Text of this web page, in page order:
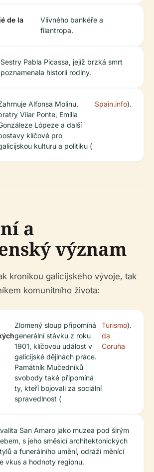
de la
Vlivného bankéře a
filantropa.
Sestry Pabla Picassa, jejíž brzká smrt
poznamenala historii rodiny.
Alfonsa Molinu,
Vilar Ponte, Emilia
Lópeze a další
klíčové pro
kulturu a politiku (
Spain.info).
a
význam
kronikou galicijského vývoje, tak
komunitního života:
Zlomený sloup připomíná
generální stávku z roku
1901, klíčovou událost v
galicijské dějinách práce.
Památník Mučedníků
svobody také připomíná
ty, kteří bojovali za sociální
spravedlnost (
Turismo
da
Coruña
).
San Amaro jako muzea pod širým
s jeho směsicí architektonických
a funerálního umění, odráží měnící
vkus a hodnoty regionu.